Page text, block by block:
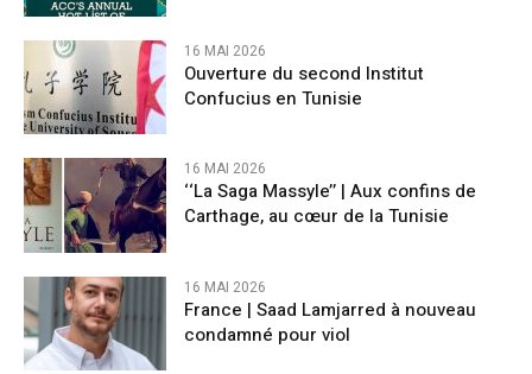
16 MAI 2026
Ouverture du second Institut
Confucius en Tunisie
16 MAI 2026
‘‘La Saga Massyle’’ | Aux confins de
Carthage, au cœur de la Tunisie
16 MAI 2026
France | Saad Lamjarred à nouveau
condamné pour viol